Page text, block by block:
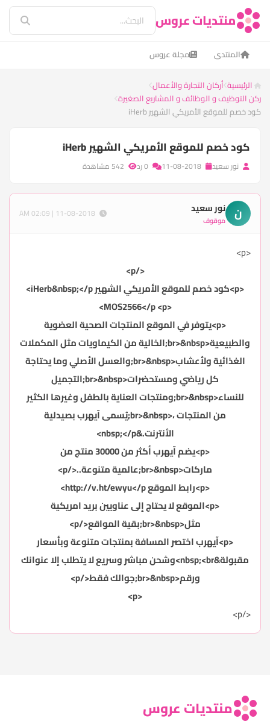
منتديات عروس
المنتدى مجلة عروس
الرئيسية أركان التجارة والأعمال
ركن التوظيف و الوظائف و المشاريع الصغيرة
كود خصم للموقع الأمريكي الشهير iHerb
كود خصم للموقع الأمريكي الشهير iHerb
نور سعيد
ن نور سعيد
موقوف
<p>
</p>
<p>كود خصم للموقع الأمريكي الشهير iHerb&nbsp;</p>
<p>‏ MOS2566</p>
<p>يتوفر في الموقع المنتجات الصحية العضوية
والطبيعية<br>&nbsp;الخالية من الكيماويات مثل المكملات
الغذائية ولأعشاب<br>&nbsp;والعسل الأصلي وما يحتاجة
كل رياضي ومستحضرات<br>&nbsp;التجميل
للنساء<br>&nbsp;ومنتجات العناية بالطفل وغيرها الكثير
من المنتجات ،<br>&nbsp;يُسمى آيهرب بصيدلية
الأنترنت.&nbsp;</p>
<p>يضم آيهرب أكثر من 30000 منتج من
ماركات<br>&nbsp;عالمية متنوعة..</p>
<p>رابط الموقع
http://v.ht/ewyu</p>
<p>الموقع لا يحتاج إلى عناويين بريد امريكية
مثل<br>&nbsp;بقية المواقع</p>
<p>آيهرب اختصر المسافة بمنتجات متنوعة وبأسعار
مقبولة&nbsp;<br>وشحن مباشر وسريع لا يتطلب إلا عنوانك
ورقم<br>&nbsp;جوالك فقط</p>
<p>
</p>
منتديات عروس